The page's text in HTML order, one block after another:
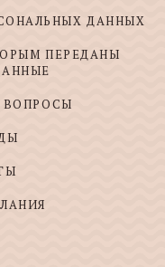
ДАННЫХ
ПЕРЕДАНЫ
ВОПРОСЫ